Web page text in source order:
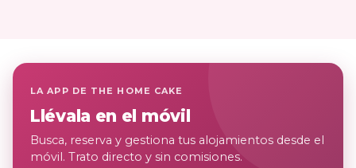
LA APP DE THE HOME CAKE
Llévala en el móvil
Busca, reserva y gestiona tus alojamientos desde el
móvil. Trato directo y sin comisiones.